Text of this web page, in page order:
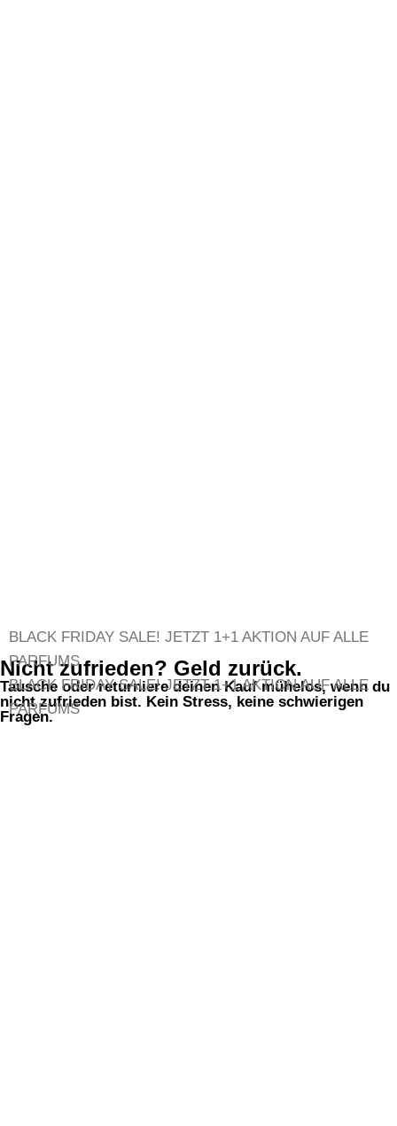
BLACK FRIDAY SALE! JETZT 1+1 AKTION AUF ALLE
PARFUMS
BLACK FRIDAY SALE!JETZT 1+1 AKTION AUF ALLE
PARFUMS
Nicht zufrieden? Geld zurück.
Tausche oder returniere deinen Kauf mühelos, wenn du
nicht zufrieden bist. Kein Stress, keine schwierigen
Fragen.